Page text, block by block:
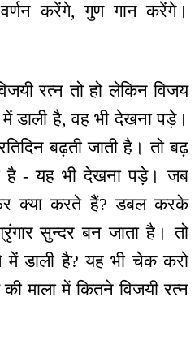
करेंगे, गुण गान करेंगे।
रत्न तो हो लेकिन विजय
डाली है, वह भी देखना पड़े।
बढ़ती जाती है। तो बढ़
है - यह भी देखना पड़े। जब
क्या करते हैं? डबल करके
सुन्दर बन जाता है। तो
में डाली है? यह भी चेक करो
माला में कितने विजयी रत्न